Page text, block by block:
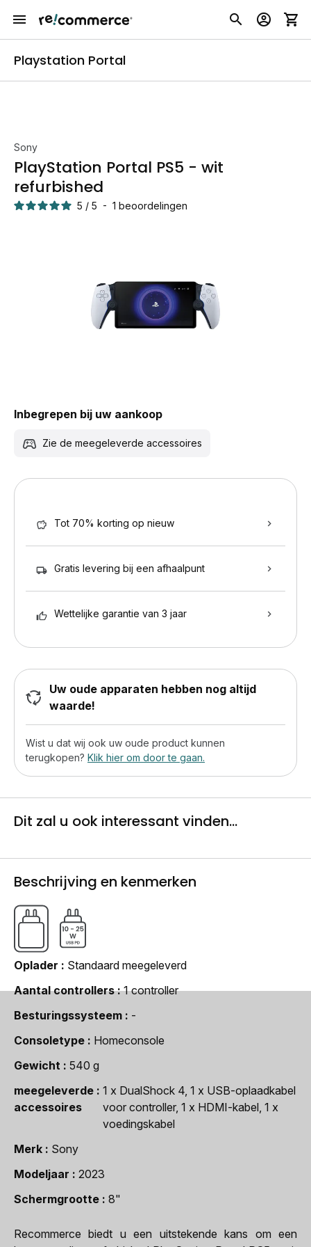
Playstation Portal
Sony
PlayStation Portal PS5 - wit
refurbished
5 / 5 - 1 beoordelingen
Inbegrepen bij uw aankoop
Zie de meegeleverde accessoires
Tot 70% korting op nieuw
Gratis levering bij een afhaalpunt
Wettelijke garantie van 3 jaar
Uw oude apparaten hebben nog altijd
waarde!
Wist u dat wij ook uw oude product kunnen
terugkopen? Klik hier om door te gaan.
Dit zal u ook interessant vinden...
Beschrijving en kenmerken
Oplader
Standaard meegeleverd
Aantal controllers
1 controller
Besturingssysteem
-
Consoletype
Homeconsole
Gewicht
540 g
meegeleverde
accessoires
1 x DualShock 4, 1 x USB-oplaadkabel
voor controller, 1 x HDMI-kabel, 1 x
voedingskabel
Merk
Sony
Modeljaar
2023
Schermgrootte
8"
Recommerce biedt u een uitstekende kans om een